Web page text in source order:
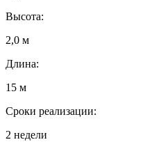
Высота:
2,0 м
Длина:
15 м
Сроки реализации:
2 недели